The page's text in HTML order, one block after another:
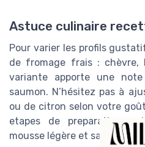
Astuce culinaire
Pour varier les profils
de fromage frais : chèvre,
variante apporte une
saumon. N’hésitez pas à
ou de citron selon votre
etapes de preparation
mousse légère et savoureuse.